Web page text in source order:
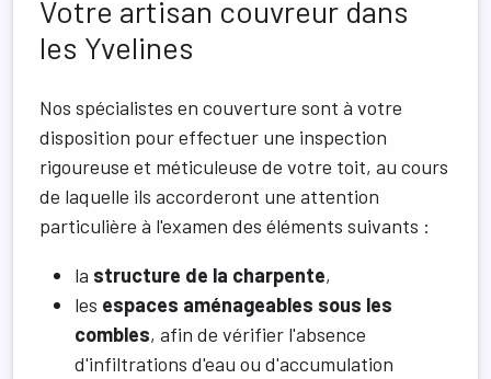
Votre artisan couvreur dans
les Yvelines
Nos spécialistes en couverture sont à votre
disposition pour effectuer une inspection
rigoureuse et méticuleuse de votre toit, au cours
de laquelle ils accorderont une attention
particulière à l'examen des éléments suivants :
la structure de la charpente,
les espaces aménageables sous les
combles, afin de vérifier l'absence
d'infiltrations d'eau ou d'accumulation